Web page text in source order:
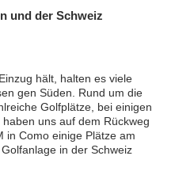
und der Schweiz
hält, halten es viele
gen Süden. Rund um die
Golfplätze, bei einigen
uns auf dem Rückweg
in Como einige Plätze am
in der Schweiz